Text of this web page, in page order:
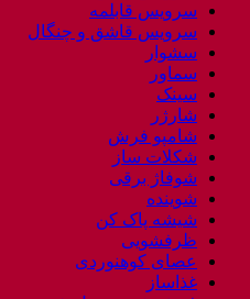
سرویس قابلمه
سرویس قاشق و چنگال
سشوار
سماور
سینک
شارژر
شامپو فرش
شکلات ساز
شوفاژ برقی
شوینده
شیشه پاک کن
ظرفشویی
عصای کوهنوردی
غذاساز